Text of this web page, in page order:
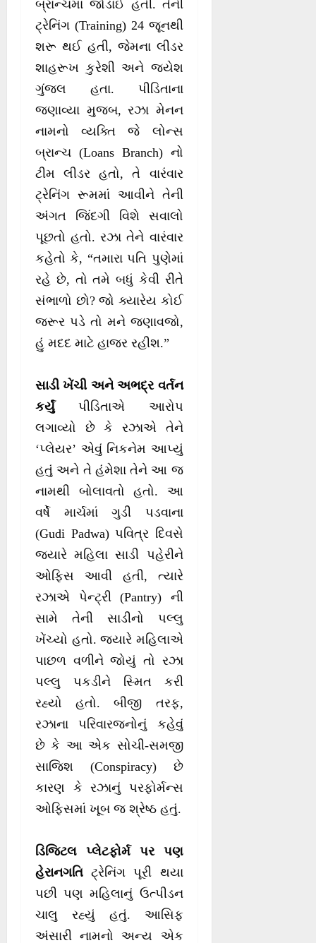
બ્રાન્ચમાં જોડાઈ હતી. તેની
ટ્રેનિંગ (Training) 24 જૂનથી
શરૂ થઈ હતી, જેમના લીડર
શાહરૂખ કુરેશી અને જયેશ
ગુંજલ હતા. પીડિતાના
જણાવ્યા મુજબ, રઝા મેનન
નામનો વ્યક્તિ જે લોન્સ
બ્રાન્ચ (Loans Branch) નો
ટીમ લીડર હતો, તે વારંવાર
ટ્રેનિંગ રૂમમાં આવીને તેની
અંગત જિંદગી વિશે સવાલો
પૂછતો હતો. રઝા તેને વારંવાર
કહેતો કે, “તમારા પતિ પુણેમાં
રહે છે, તો તમે બધું કેવી રીતે
સંભાળો છો? જો ક્યારેય કોઈ
જરૂર પડે તો મને જણાવજો,
હું મદદ માટે હાજર રહીશ.”
સાડી ખેંચી અને અભદ્ર વર્તન
કર્યું પીડિતાએ આરોપ
લગાવ્યો છે કે રઝાએ તેને
‘પ્લેયર’ એવું નિકનેમ આપ્યું
હતું અને તે હંમેશા તેને આ જ
નામથી બોલાવતો હતો. આ
વર્ષે માર્ચમાં ગુડી પડવાના
(Gudi Padwa) પવિત્ર દિવસે
જ્યારે મહિલા સાડી પહેરીને
ઓફિસ આવી હતી, ત્યારે
રઝાએ પેન્ટ્રી (Pantry) ની
સામે તેની સાડીનો પલ્લુ
ખેંચ્યો હતો. જ્યારે મહિલાએ
પાછળ વળીને જોયું તો રઝા
પલ્લુ પકડીને સ્મિત કરી
રહ્યો હતો. બીજી તરફ,
રઝાના પરિવારજનોનું કહેવું
છે કે આ એક સોચી-સમજી
સાજિશ (Conspiracy) છે
કારણ કે રઝાનું પરફોર્મન્સ
ઓફિસમાં ખૂબ જ શ્રેષ્ઠ હતું.
ડિજિટલ પ્લેટફોર્મ પર પણ
હેરાનગતિ ટ્રેનિંગ પૂરી થયા
પછી પણ મહિલાનું ઉત્પીડન
ચાલુ રહ્યું હતું. આસિફ
અંસારી નામનો અન્ય એક